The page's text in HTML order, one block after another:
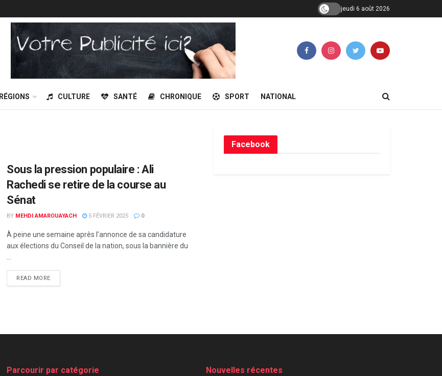
jeudi 6 août 2026
RÉGIONS CULTURE SANTÉ CHRONIQUE SPORT NATIONAL
Sous la pression populaire : Ali
Rachedi se retire de la course au
Sénat
BY MEHDI AMAROUAYACH 5 FÉVRIER 2025 0
À peine une semaine après l’annonce de sa candidature
aux élections du Conseil de la nation, sous la bannière du
READ MORE
Facebook
Parcourir par catégorie Nouvelles récentes